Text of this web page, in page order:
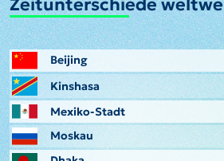
Beijing
Kinshasa
Mexiko-Stadt
Moskau